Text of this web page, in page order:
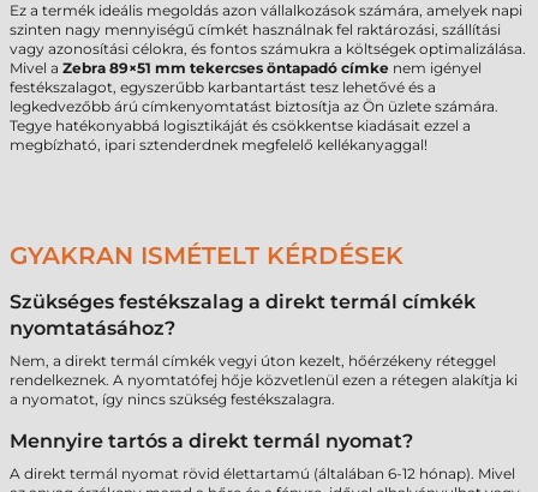
Ez a termék ideális megoldás azon vállalkozások számára, amelyek napi
szinten nagy mennyiségű címkét használnak fel raktározási, szállítási
vagy azonosítási célokra, és fontos számukra a költségek optimalizálása.
Mivel a Zebra 89×51 mm tekercses öntapadó címke nem igényel
festékszalagot, egyszerűbb karbantartást tesz lehetővé és a
legkedvezőbb árú címkenyomtatást biztosítja az Ön üzlete számára.
Tegye hatékonyabbá logisztikáját és csökkentse kiadásait ezzel a
megbízható, ipari sztenderdnek megfelelő kellékanyaggal!
GYAKRAN ISMÉTELT KÉRDÉSEK
Szükséges festékszalag a direkt termál címkék
nyomtatásához?
Nem, a direkt termál címkék vegyi úton kezelt, hőérzékeny réteggel
rendelkeznek. A nyomtatófej hője közvetlenül ezen a rétegen alakítja ki
a nyomatot, így nincs szükség festékszalagra.
Mennyire tartós a direkt termál nyomat?
A direkt termál nyomat rövid élettartamú (általában 6-12 hónap). Mivel